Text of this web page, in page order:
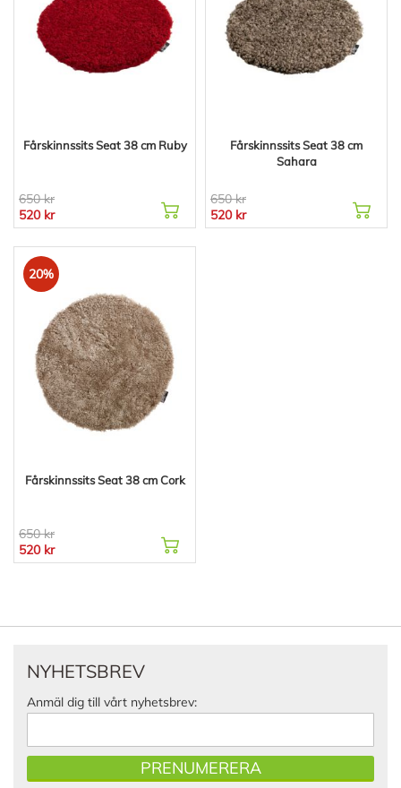
Fårskinnssits Seat 38 cm Ruby
650 kr
520 kr
Fårskinnssits Seat 38 cm
Sahara
650 kr
520 kr
20%
Fårskinnssits Seat 38 cm Cork
650 kr
520 kr
NYHETSBREV
Anmäl dig till vårt nyhetsbrev:
PRENUMERERA